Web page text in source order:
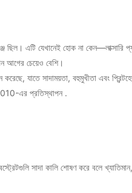
ছিল। এটি যেখানেই হোক না কেন—লাক্সারি
আগের চেয়েও বেশি।
যাতে সাদাময়তা, বহুমুখীতা এবং
এর প্রতিস্থাপন .
সাদা কালি শোষণ করে বলে